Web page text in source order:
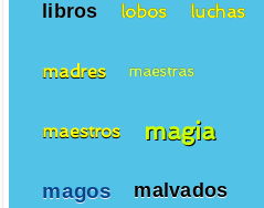
libros lobos luchas
madres maestras
maestros magia
magos malvados